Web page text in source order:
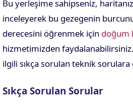
Bu yerleşime sahipseniz,
inceleyerek bu gezegenin
derecesini öğrenmek için doğum
hizmetimizden
ilgili sıkça sorulan teknik sorulara
Sıkça Sorulan Sorular